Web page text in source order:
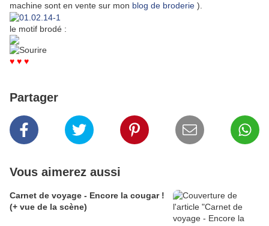
machine sont en vente sur mon blog de broderie ).
le motif brodé :
♥ ♥ ♥
Partager
Vous aimerez aussi
Carnet de voyage - Encore la cougar !
(+ vue de la scène)